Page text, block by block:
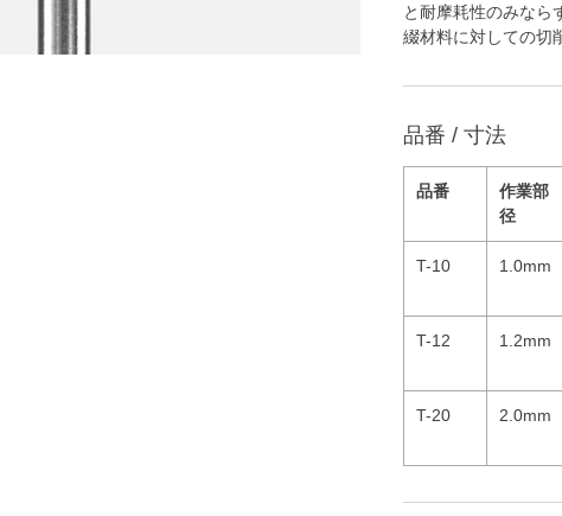
と耐摩耗性のみなら
綴材料に対しての切
品番 / 寸法
品番
作業部
径
T-10 1.0mm
T-12 1.2mm
T-20 2.0mm